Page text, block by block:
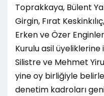
Toprakkaya, Bülent
Girgin, Fırat
Erken ve Özer
Kurulu asil üyeliklerine
Silistre ve Mehmet
yine oy birliğiyle
denetim kadroları